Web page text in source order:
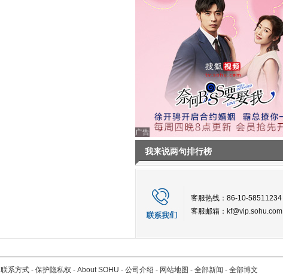
广告
我来说两句排行榜
客服热线：86-10-58511234
客服邮箱： kf@vip.sohu.com
联系方式 - 保护隐私权 - About SOHU - 公司介绍 - 网站地图 - 全部新闻 - 全部博文